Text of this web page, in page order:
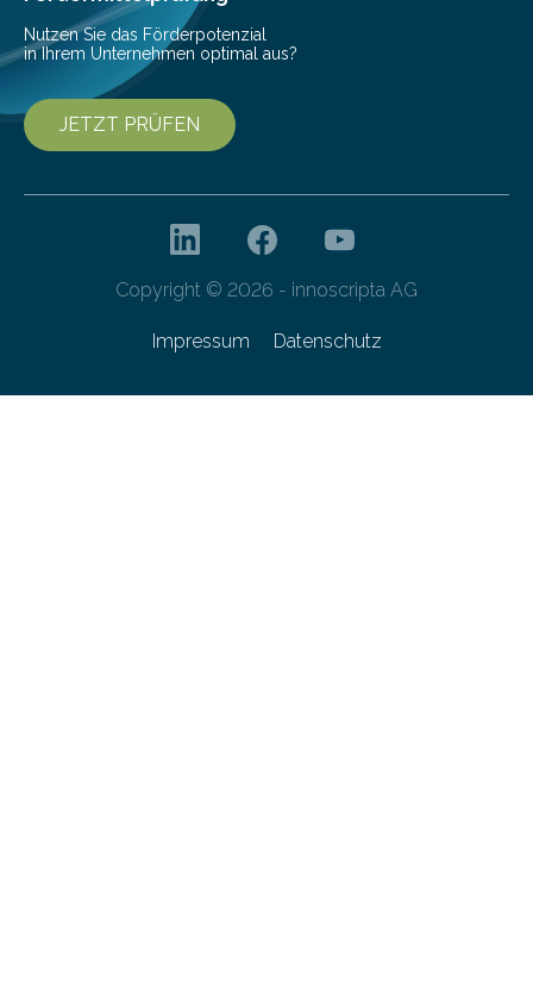
Forschungsprogramm „Datenrekonstruktion…
Nutzen Sie das Förderpotenzial
in Ihrem Unternehmen optimal aus?
JETZT PRÜFEN
Copyright © 2026 - innoscripta AG
Impressum Datenschutz